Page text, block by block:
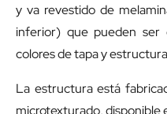
y va revestido de
inferior) que pueden
colores de tapa y
La estructura está
microtexturado, disponible